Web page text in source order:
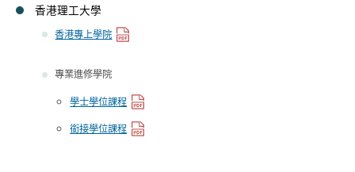
香港理工大學
香港專上學院
專業進修學院
學士學位課程
銜接學位課程